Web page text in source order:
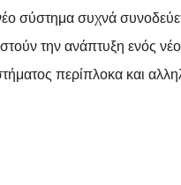
σύστημα συχνά
την ανάπτυξη ενός
περίπλοκα και